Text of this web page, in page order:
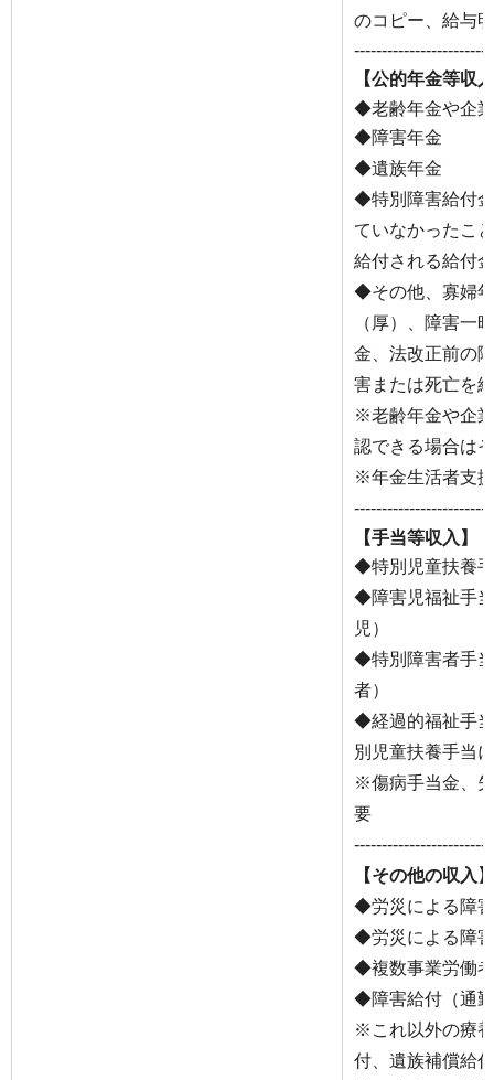
のコピー、給与
【公的年金等収
◆老齢年金や企
◆障害年金
◆遺族年金
◆特別障害給付
ていなかったこ
給付される給付
◆その他、寡婦
（厚）、障害一
金、法改正前の
害または死亡を
※老齢年金や企
認できる場合は
※年金生活者支
【手当等収入】
◆特別児童扶養
◆障害児福祉手
児）
◆特別障害者手
者）
◆経過的福祉手
別児童扶養手当
※傷病手当金、
要
【その他の収入
◆労災による障
◆労災による障
◆複数事業労働
◆障害給付（通
※これ以外の療
付、遺族補償給